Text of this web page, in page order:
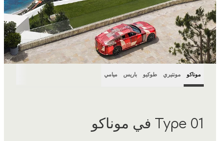
موناكو مونتيري طوكيو باريس ميامي
Type 01 في موناكو